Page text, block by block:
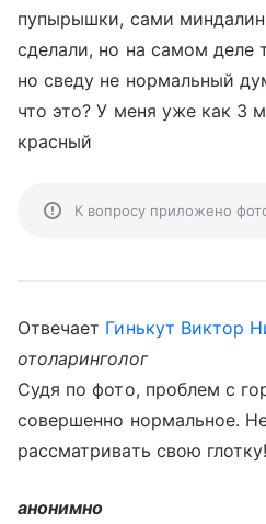
пупырышки, сами
сделали, но на самом деле
но сведу не нормальный
что это? У меня уже как 3
красный
К вопросу приложено
Отвечает Гинькут Виктор
отоларинголог
Судя по фото, проблем с
совершенно нормальное.
рассматривать свою глотку!
анонимно